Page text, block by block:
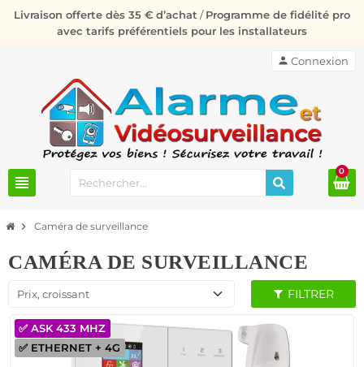
Livraison offerte dès 35 € d’achat /Programme de fidélité pro
avec tarifs préférentiels pour les installateurs
view_headline
person Connexion
0
chevron_right Caméra de surveillance
CAMÉRA DE SURVEILLANCE
Prix, croissant FILTRER
✅ ETHERNET + 4G
✅ ASK 433 MHZ